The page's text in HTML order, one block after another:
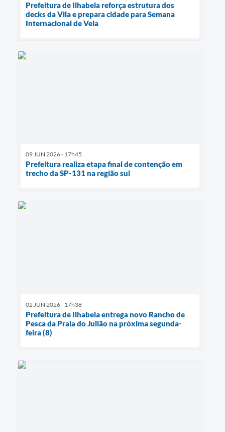
Prefeitura de Ilhabela reforça estrutura dos
decks da Vila e prepara cidade para Semana
Internacional de Vela
09 JUN 2026 - 17h45
Prefeitura realiza etapa final de contenção em
trecho da SP-131 na região sul
02 JUN 2026 - 17h38
Prefeitura de Ilhabela entrega novo Rancho de
Pesca da Praia do Julião na próxima segunda-
feira (8)